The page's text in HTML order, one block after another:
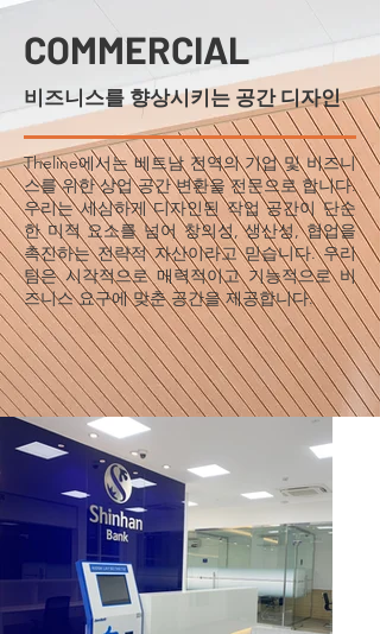
COMMERCIAL
비즈니스를 향상시키는 공간 디자인
Theline에서는 베트남 전역의 기업 및 비즈니
스를 위한 상업 공간 변환을 전문으로 합니다.
우리는 세심하게 디자인된 작업 공간이 단순
한 미적 요소를 넘어 창의성, 생산성, 협업을
촉진하는 전략적 자산이라고 믿습니다. 우리
팀은 시각적으로 매력적이고 기능적으로 비
즈니스 요구에 맞춘 공간을 제공합니다.